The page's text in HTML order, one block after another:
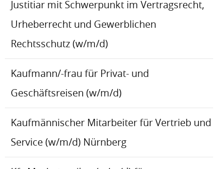
Justitiar mit Schwerpunkt im Vertragsrecht,
Urheberrecht und Gewerblichen
Rechtsschutz (w/m/d)
Kaufmann/-frau für Privat- und
Geschäftsreisen (w/m/d)
Kaufmännischer Mitarbeiter für Vertrieb und
Service (w/m/d) Nürnberg